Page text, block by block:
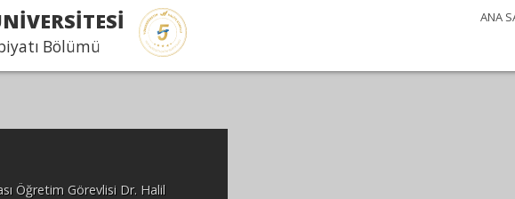
Bölümü
ANA
Öğretim Görevlisi Dr. Halil